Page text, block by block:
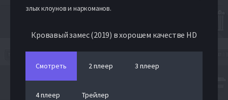
злых клоунов и наркоманов.
Кровавый замес (2019) в хорошем качестве HD
Смотреть 2 плеер 3 плеер
4 плеер Трейлер